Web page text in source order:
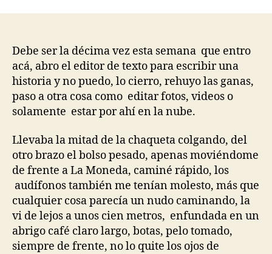
fue.
Debe ser la décima vez esta semana que entro
acá, abro el editor de texto para escribir una
historia y no puedo, lo cierro, rehuyo las ganas,
paso a otra cosa como editar fotos, videos o
solamente estar por ahí en la nube.
Llevaba la mitad de la chaqueta colgando, del
otro brazo el bolso pesado, apenas moviéndome
de frente a La Moneda, caminé rápido, los
audífonos también me tenían molesto, más que
cualquier cosa parecía un nudo caminando, la
vi de lejos a unos cien metros, enfundada en un
abrigo café claro largo, botas, pelo tomado,
siempre de frente, no lo quite los ojos de